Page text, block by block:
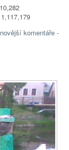
komentáře-